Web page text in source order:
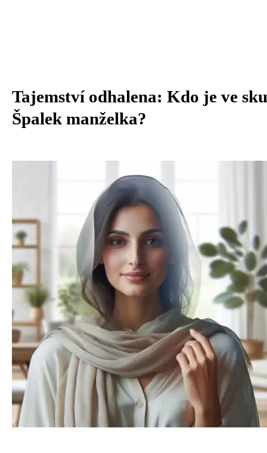
Tajemství odhalena: Kdo je ve
Špalek manželka?